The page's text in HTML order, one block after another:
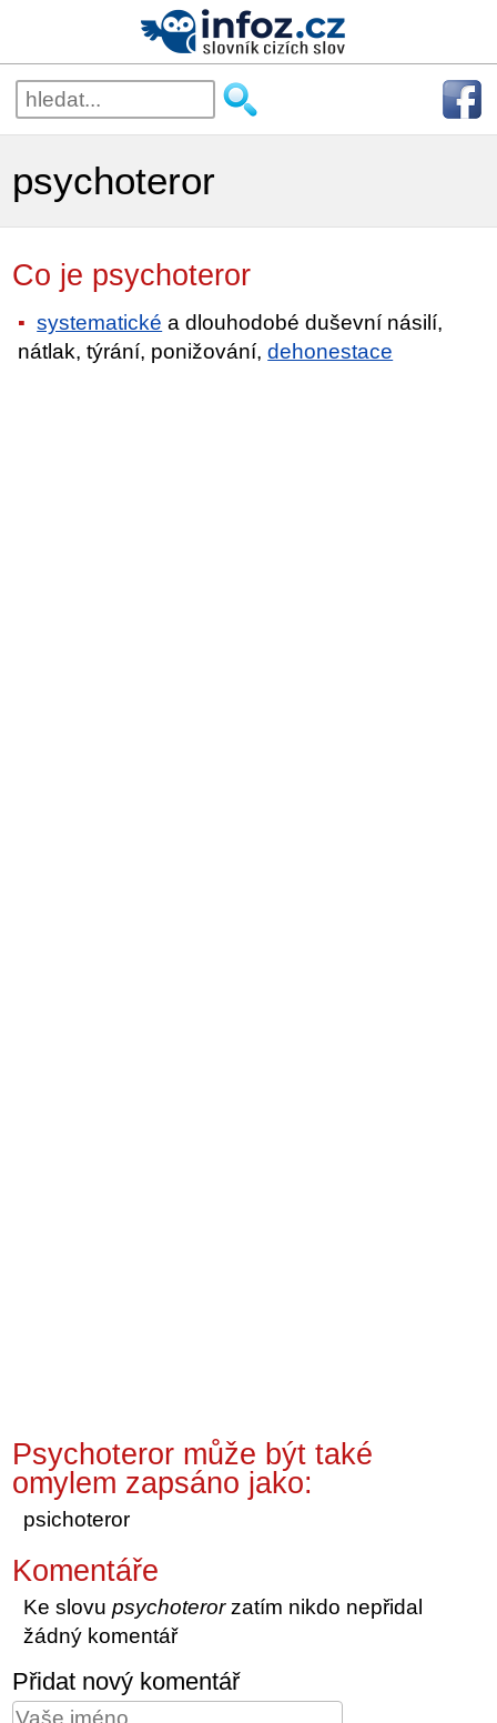
psychoteror
Co je psychoteror
systematické a dlouhodobé duševní násilí,
nátlak, týrání, ponižování,dehonestace
Psychoteror může být také
omylem zapsáno jako:
psichoteror
Komentáře
Ke slovupsychoterorzatím nikdo nepřidal
žádný komentář
Přidat nový komentář